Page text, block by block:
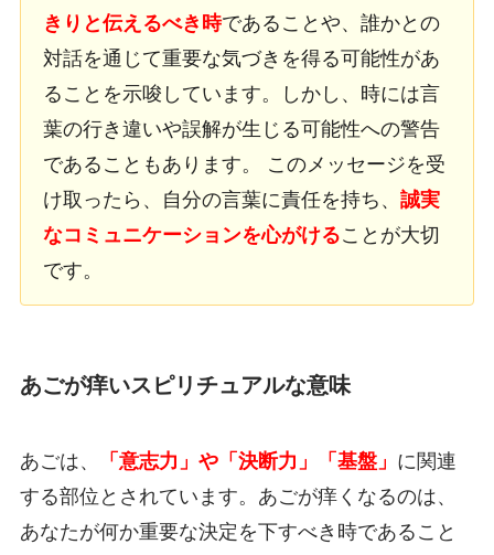
きりと伝えるべき時であることや、誰かとの
対話を通じて重要な気づきを得る可能性があ
ることを示唆しています。しかし、時には言
葉の行き違いや誤解が生じる可能性への警告
であることもあります。 このメッセージを受
け取ったら、自分の言葉に責任を持ち、 誠実
なコミュニケーションを心がけることが大切
です。
あごが痒いスピリチュアルな意味
あごは、 「意志力」や「決断力」「基盤」 に関連
する部位とされています。あごが痒くなるのは、
あなたが何か重要な決定を下すべき時であること